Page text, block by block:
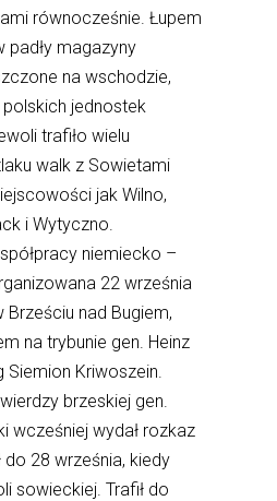
równocześnie. Łupem
magazyny
na wschodzie,
jednostek
trafiło wielu
walk z Sowietami
jak Wilno,
i Wytyczno.
niemiecko –
22 września
nad Bugiem,
na trybunie gen. Heinz
Siemion Kriwoszein.
brzeskiej gen.
wcześniej wydał rozkaz
do 28 września, kiedy
sowieckiej. Trafił do